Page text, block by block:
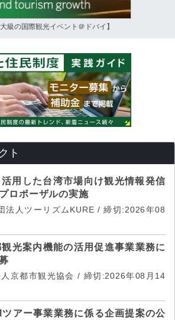
大級の国際観光イベント＠ドバイ】
ト
用した台湾市場向け観光情報発信
ロポーザルの実施
法人ツーリズムKURE / 締切:2026年08
光案内機能の活用促進事業業務に
京都市観光協会 / 締切:2026年08月14
ツアー事業業務に係る企画提案の公